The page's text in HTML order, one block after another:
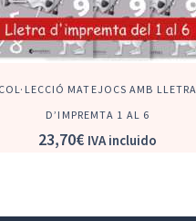
COL·LECCIÓ MATEJOCS AMB LLETRA
D’IMPREMTA 1 AL 6
23,70€ IVA incluido